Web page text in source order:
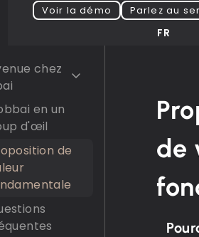
Voir la démo Parlez au
FR
chez
en un
d'œil
de
de